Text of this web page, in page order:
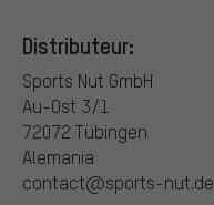
Distributeur:
Sports Nut GmbH
Au-Ost 3/1
72072 Tübingen
Alemania
contact@sports-nut.de